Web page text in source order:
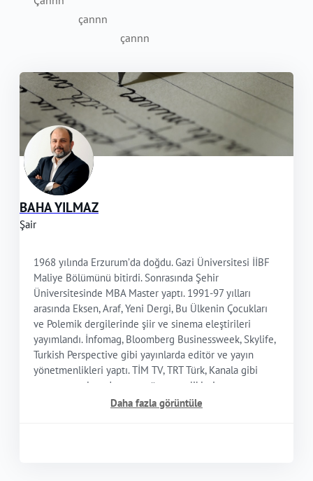
çannn
çannn
BAHA YILMAZ
Şair
1968 yılında Erzurum’da doğdu. Gazi Üniversitesi İİBF
Maliye Bölümünü bitirdi. Sonrasında Şehir
Üniversitesinde MBA Master yaptı. 1991-97 yılları
arasında Eksen, Araf, Yeni Dergi, Bu Ülkenin Çocukları
ve Polemik dergilerinde şiir ve sinema eleştirileri
yayımlandı. İnfomag, Bloomberg Businessweek, Skylife,
Turkish Perspective gibi yayınlarda editör ve yayın
yönetmenlikleri yaptı. TİM TV, TRT Türk, Kanala gibi
yayın mecralarında yayın yönetmenlikleri yaptı.
“Göklere Çekilen Kartal” adlı bir belgesel çekti. Pek çok
Daha fazla görüntüle